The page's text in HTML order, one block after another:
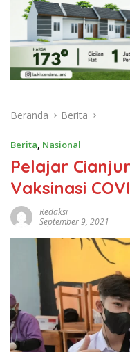
Beranda Berita
Berita, Nasional
Pelajar
Vaksinasi
Redaksi
September 9, 2021